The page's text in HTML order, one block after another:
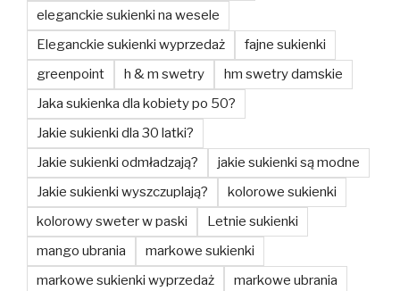
eleganckie sukienki na wesele
Eleganckie sukienki wyprzedaż
fajne sukienki
greenpoint
h & m swetry
hm swetry damskie
Jaka sukienka dla kobiety po 50?
Jakie sukienki dla 30 latki?
Jakie sukienki odmładzają?
jakie sukienki są modne
Jakie sukienki wyszczuplają?
kolorowe sukienki
kolorowy sweter w paski
Letnie sukienki
mango ubrania
markowe sukienki
markowe sukienki wyprzedaż
markowe ubrania